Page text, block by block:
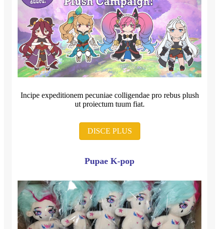
Incipe expeditionem pecuniae colligendae pro rebus plush
ut proiectum tuum fiat.
DISCE PLUS
Pupae K-pop